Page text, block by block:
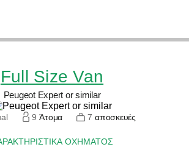
Full Size Van
Peugeot Expert or similar
9 Άτομα 7 αποσκευές
ΟΧΉΜΑΤΟΣ